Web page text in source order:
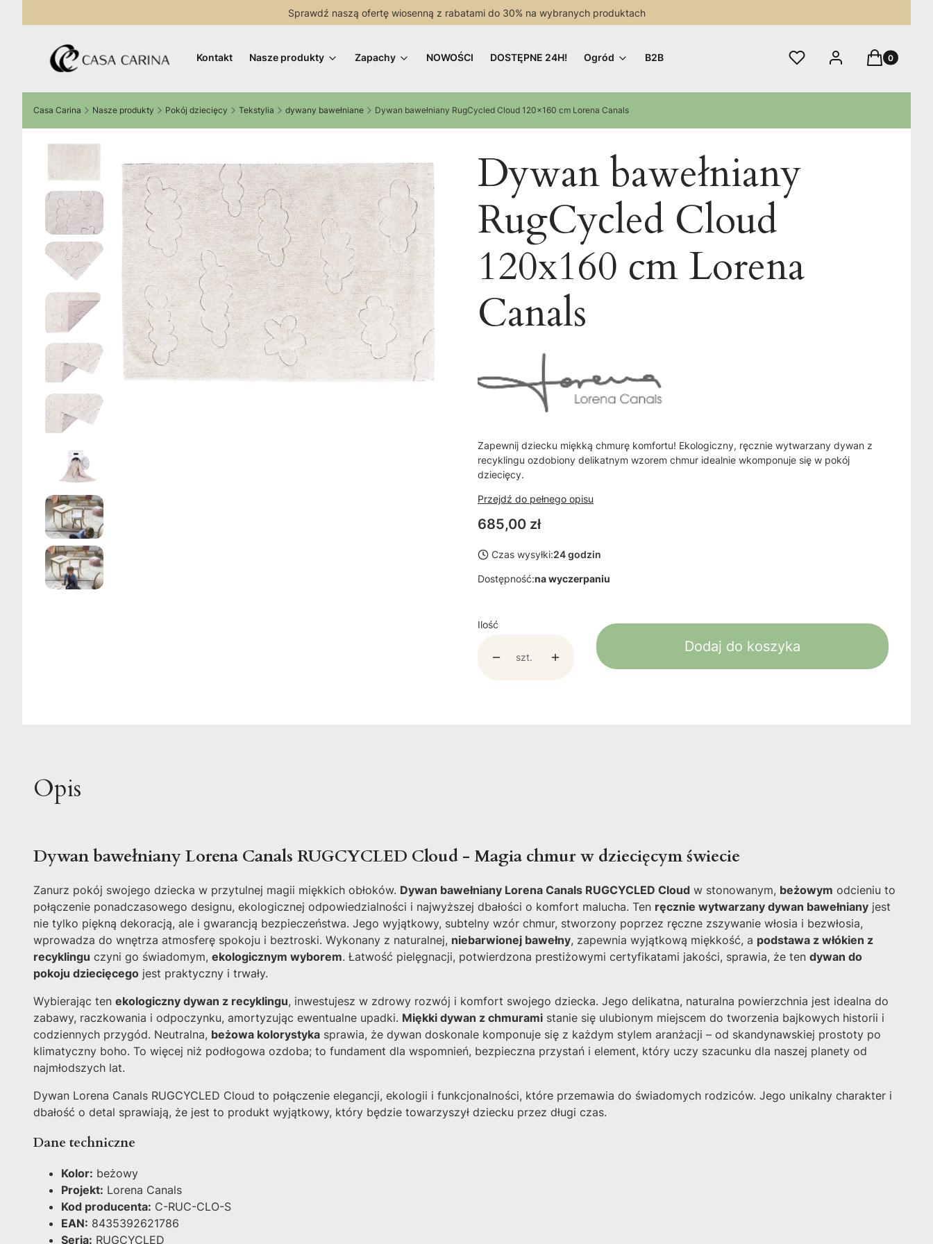
Sprawdź naszą ofertę wiosenną z rabatami do 30% na wybranych produktach
Kontakt Nasze produkty Zapachy NOWOŚCI DOSTĘPNE 24H! Ogród B2B Ulubione Zaloguj sięProdukty w
Koszyk
Casa Carina Nasze produkty Pokój dziecięcy Tekstylia dywany bawełniane Dywan bawełniany RugCycled Cloud 120x160 cm Lorena Canals
Dywan bawełniany
RugCycled Cloud
120x160 cm Lorena
Canals
Zapewnij dziecku miękką chmurę komfortu! Ekologiczny, ręcznie wytwarzany dywan z
recyklingu ozdobiony delikatnym wzorem chmur idealnie wkomponuje się w pokój
dziecięcy.
Przejdź do pełnego opisu
Cena
685,00 zł
Czas wysyłki:24 godzin
Dostępność:na wyczerpaniu
Ilość
szt.
Dodaj do koszyka
Opis
Dywan bawełniany Lorena Canals RUGCYCLED Cloud - Magia chmur w dziecięcym świecie
Zanurz pokój swojego dziecka w przytulnej magii miękkich obłoków. Dywan bawełniany Lorena Canals RUGCYCLED Cloud w stonowanym, beżowym odcieniu to
połączenie ponadczasowego designu, ekologicznej odpowiedzialności i najwyższej dbałości o komfort malucha. Ten ręcznie wytwarzany dywan bawełniany jest
nie tylko piękną dekoracją, ale i gwarancją bezpieczeństwa. Jego wyjątkowy, subtelny wzór chmur, stworzony poprzez ręczne zszywanie włosia i bezwłosia,
wprowadza do wnętrza atmosferę spokoju i beztroski. Wykonany z naturalnej, niebarwionej bawełny, zapewnia wyjątkową miękkość, a podstawa z włókien z
recyklingu czyni go świadomym, ekologicznym wyborem. Łatwość pielęgnacji, potwierdzona prestiżowymi certyfikatami jakości, sprawia, że ten dywan do
pokoju dziecięcego jest praktyczny i trwały.
Wybierając ten ekologiczny dywan z recyklingu, inwestujesz w zdrowy rozwój i komfort swojego dziecka. Jego delikatna, naturalna powierzchnia jest idealna do
zabawy, raczkowania i odpoczynku, amortyzując ewentualne upadki. Miękki dywan z chmurami stanie się ulubionym miejscem do tworzenia bajkowych historii i
codziennych przygód. Neutralna, beżowa kolorystyka sprawia, że dywan doskonale komponuje się z każdym stylem aranżacji – od skandynawskiej prostoty po
klimatyczny boho. To więcej niż podłogowa ozdoba; to fundament dla wspomnień, bezpieczna przystań i element, który uczy szacunku dla naszej planety od
najmłodszych lat.
Dywan Lorena Canals RUGCYCLED Cloud to połączenie elegancji, ekologii i funkcjonalności, które przemawia do świadomych rodziców. Jego unikalny charakter i
dbałość o detal sprawiają, że jest to produkt wyjątkowy, który będzie towarzyszył dziecku przez długi czas.
Dane techniczne
Kolor: beżowy
Projekt: Lorena Canals
Kod producenta: C-RUC-CLO-S
EAN: 8435392621786
Seria: RUGCYCLED